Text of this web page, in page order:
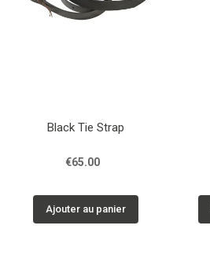
Black Tie Strap
€65.00
Ajouter au panier